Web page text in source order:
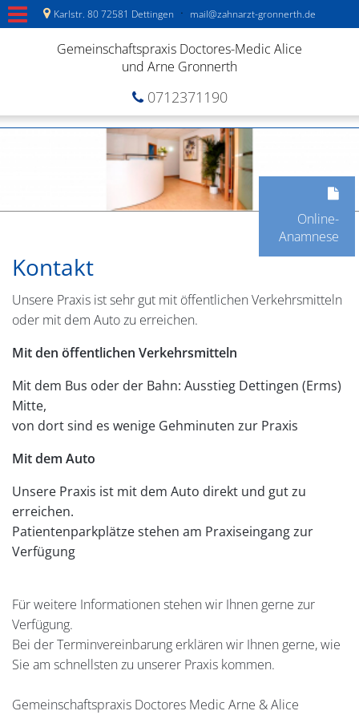
Online-
Anamnese
Karlstr. 80 72581 Dettingen · mail@zahnarzt-gronnerth.de
Gemeinschaftspraxis Doctores-Medic Alice
und Arne Gronnerth
0712371190
Kontakt
Unsere Praxis ist sehr gut mit öffentlichen Verkehrsmitteln
oder mit dem Auto zu erreichen.
Mit den öffentlichen Verkehrsmitteln
Mit dem Bus oder der Bahn: Ausstieg Dettingen (Erms)
Mitte,
von dort sind es wenige Gehminuten zur Praxis
Mit dem Auto
Unsere Praxis ist mit dem Auto direkt und gut zu
erreichen.
Patientenparkplätze stehen am Praxiseingang zur
Verfügung
Für weitere Informationen stehen wir Ihnen gerne zur
Verfügung.
Bei der Terminvereinbarung erklären wir Ihnen gerne, wie
Sie am schnellsten zu unserer Praxis kommen.
Gemeinschaftspraxis Doctores Medic Arne & Alice